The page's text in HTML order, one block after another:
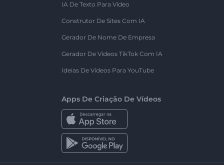
IA De Texto Para Vídeo
Construtor De Sites Com IA
Gerador De Nome De Empresa
Gerador De Vídeos TikTok Com IA
Ideias De Vídeos Para YouTube
Apps De Criação De Vídeos